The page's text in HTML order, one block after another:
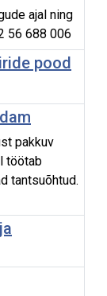
ajal ning
56 688 006
pood
pakkuv
töötab
tantsuõhtud.